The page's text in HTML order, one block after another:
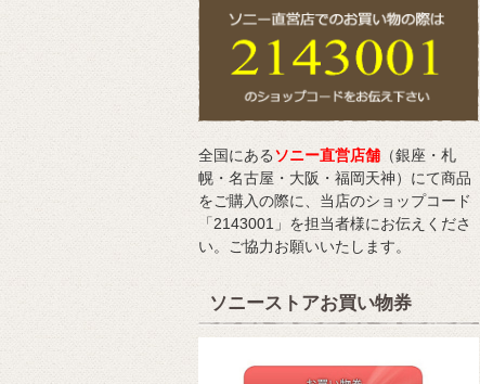
全国にあるソニー直営店舗 （銀座・札
幌・名古屋・大阪・福岡天神）にて商品
をご購入の際に、当店のショップコード
「2143001」を担当者様にお伝えくださ
い。ご協力お願いいたします。
ソニーストアお買い物券